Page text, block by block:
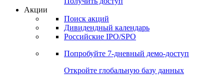
Откройте глобальную базу данных
Получить доступ
Поиск акций
Российские IPO/SPO